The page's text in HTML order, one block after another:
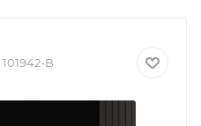
101942-B